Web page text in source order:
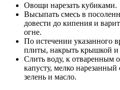
Овощи нарезать кубиками.
Высыпать смесь в
довести до кипения и
огне.
По истечении указанного
плиты, накрыть крышкой и
Слить воду, к отваренным
капусту, мелко
зелень и масло.